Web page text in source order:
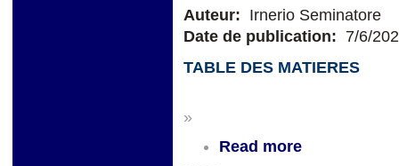
Auteur: Irnerio Seminatore
Date de publication: 7/6/
TABLE DES MATIERES
»
Read more